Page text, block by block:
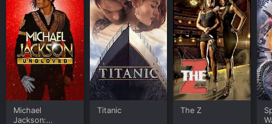
Michael
Jackson:
Titanic The Z